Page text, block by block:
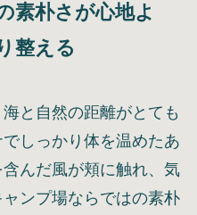
素朴さが心地よ
整える
と自然の距離がとても
しっかり体を温めたあ
んだ風が頬に触れ、気
ンプ場ならではの素朴